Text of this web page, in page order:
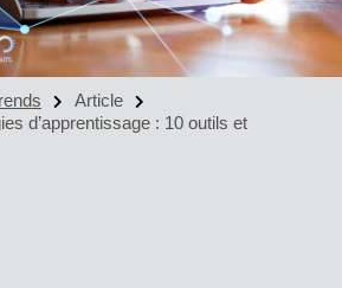
Article
d’apprentissage : 10 outils et